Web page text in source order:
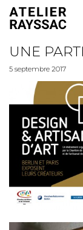
UNE
5 septembre 2017